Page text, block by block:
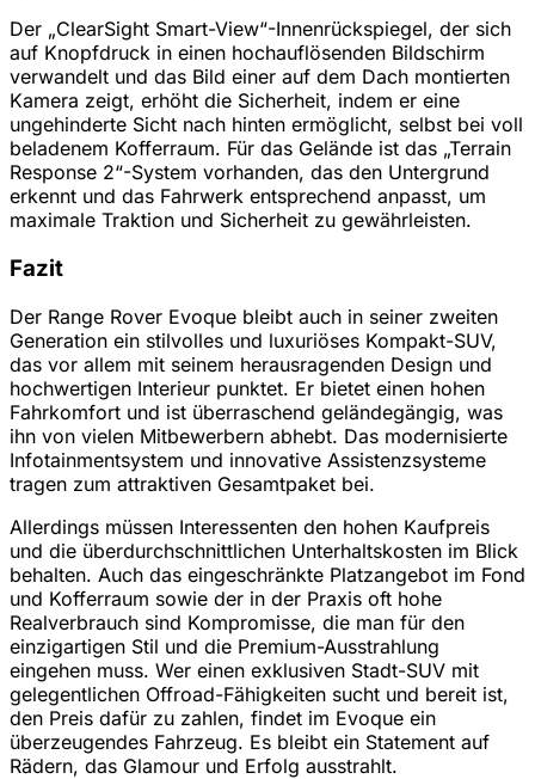
Der „ClearSight Smart-View“-Innenrückspiegel, der sich
auf Knopfdruck in einen hochauflösenden Bildschirm
verwandelt und das Bild einer auf dem Dach montierten
Kamera zeigt, erhöht die Sicherheit, indem er eine
ungehinderte Sicht nach hinten ermöglicht, selbst bei voll
beladenem Kofferraum. Für das Gelände ist das „Terrain
Response 2“-System vorhanden, das den Untergrund
erkennt und das Fahrwerk entsprechend anpasst, um
maximale Traktion und Sicherheit zu gewährleisten.
Fazit
Der Range Rover Evoque bleibt auch in seiner zweiten
Generation ein stilvolles und luxuriöses Kompakt-SUV,
das vor allem mit seinem herausragenden Design und
hochwertigen Interieur punktet. Er bietet einen hohen
Fahrkomfort und ist überraschend geländegängig, was
ihn von vielen Mitbewerbern abhebt. Das modernisierte
Infotainmentsystem und innovative Assistenzsysteme
tragen zum attraktiven Gesamtpaket bei.
Allerdings müssen Interessenten den hohen Kaufpreis
und die überdurchschnittlichen Unterhaltskosten im Blick
behalten. Auch das eingeschränkte Platzangebot im Fond
und Kofferraum sowie der in der Praxis oft hohe
Realverbrauch sind Kompromisse, die man für den
einzigartigen Stil und die Premium-Ausstrahlung
eingehen muss. Wer einen exklusiven Stadt-SUV mit
gelegentlichen Offroad-Fähigkeiten sucht und bereit ist,
den Preis dafür zu zahlen, findet im Evoque ein
überzeugendes Fahrzeug. Es bleibt ein Statement auf
Rädern, das Glamour und Erfolg ausstrahlt.